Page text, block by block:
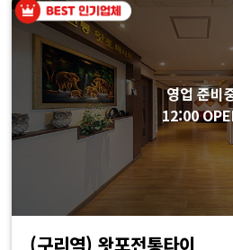
영업 준비
12:00
(구리역) 왓포전통타이